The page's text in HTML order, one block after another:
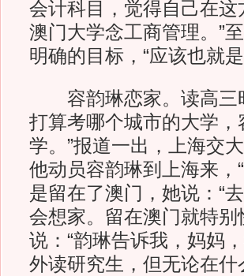
会计科目，觉得自己在
澳门大学念工商管理。”
明确的目标，“应该也就是
容韵琳恋家。读高三
打算考哪个城市的大学
学。”报道一出，上海交
他动员容韵琳到上海来，
是留在了澳门，她说：“
会想家。留在澳门就特
说：“韵琳告诉我，妈妈
外读研究生，但无论在